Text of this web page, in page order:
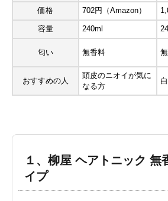
価格 702円（Amazon）
容量 240ml
匂い 無香料
おすすめの人
頭皮のニオイが気に
なる方
１、柳屋 ヘアトニック 無
イプ